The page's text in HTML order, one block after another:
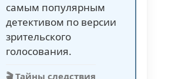
самым популярным
детективом по версии
зрительского
голосования.
🎬 Тайны следствия